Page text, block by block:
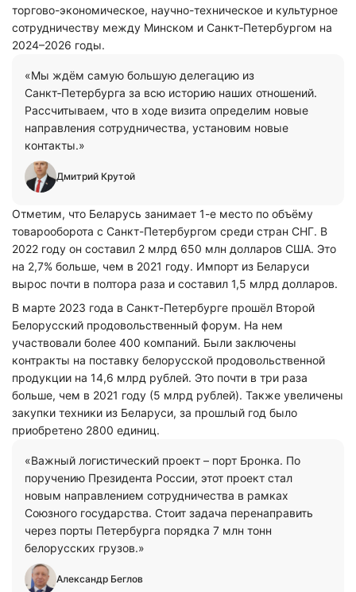
торгово-экономическое, научно-техническое и культурное
сотрудничеству между Минском и Санкт‑Петербургом на
2024–2026 годы.
«Мы ждём самую большую делегацию из
Санкт‑Петербурга за всю историю наших отношений.
Рассчитываем, что в ходе визита определим новые
направления сотрудничества, установим новые
контакты.»
Дмитрий Крутой
Отметим, что Беларусь занимает 1-е место по объёму
товарооборота с Санкт-Петербургом среди стран СНГ. В
2022 году он составил 2 млрд 650 млн долларов США. Это
на 2,7% больше, чем в 2021 году. Импорт из Беларуси
вырос почти в полтора раза и составил 1,5 млрд долларов.
В марте 2023 года в Санкт-Петербурге прошёл Второй
Белорусский продовольственный форум. На нем
участвовали более 400 компаний. Были заключены
контракты на поставку белорусской продовольственной
продукции на 14,6 млрд рублей. Это почти в три раза
больше, чем в 2021 году (5 млрд рублей). Также увеличены
закупки техники из Беларуси, за прошлый год было
приобретено 2800 единиц.
«Важный логистический проект – порт Бронка. По
поручению Президента России, этот проект стал
новым направлением сотрудничества в рамках
Союзного государства. Стоит задача перенаправить
через порты Петербурга порядка 7 млн тонн
белорусских грузов.»
Александр Беглов